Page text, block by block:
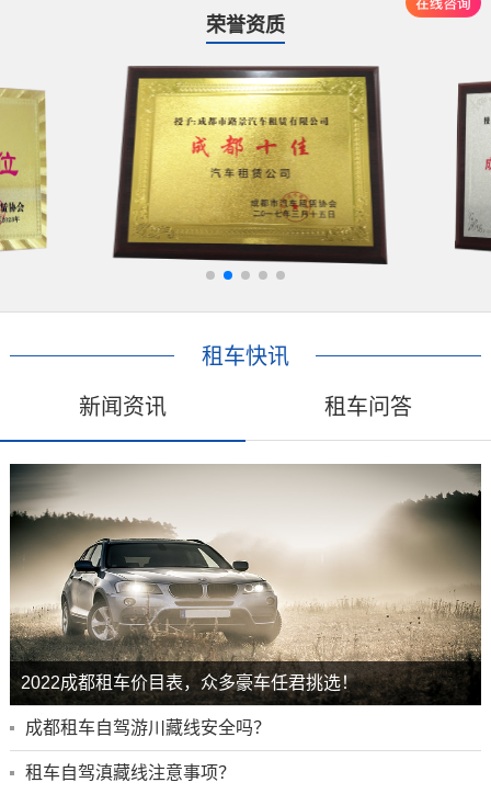
荣誉资质
租车快讯
新闻资讯 租车问答
2022成都租车价目表，众多豪车任君挑选！
成都租车自驾游川藏线安全吗？
租车自驾滇藏线注意事项？